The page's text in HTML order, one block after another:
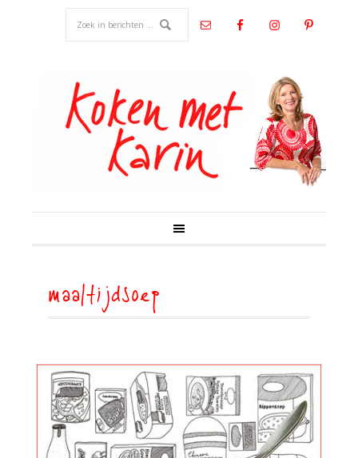
maaltijdsoep